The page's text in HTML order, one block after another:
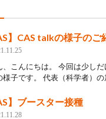
】CAS talkの様子のご
、こんにちは。 今回は少し
様子です。 代表（科学者）
】ブースター接種